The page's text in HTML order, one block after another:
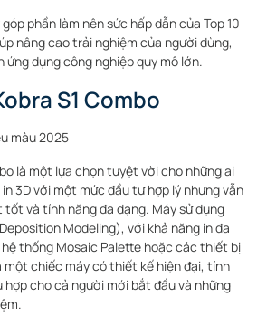
phần làm nên sức hấp dẫn của Top 10
nâng cao trải nghiệm của người dùng,
dụng công nghiệp quy mô lớn.
S1 Combo
là một lựa chọn tuyệt vời cho những ai
3D với một mức đầu tư hợp lý nhưng vẫn
và tính năng đa dạng. Máy sử dụng
Modeling), với khả năng in đa
thống Mosaic Palette hoặc các thiết bị
một chiếc máy có thiết kế hiện đại, tính
hợp cho cả người mới bắt đầu và những